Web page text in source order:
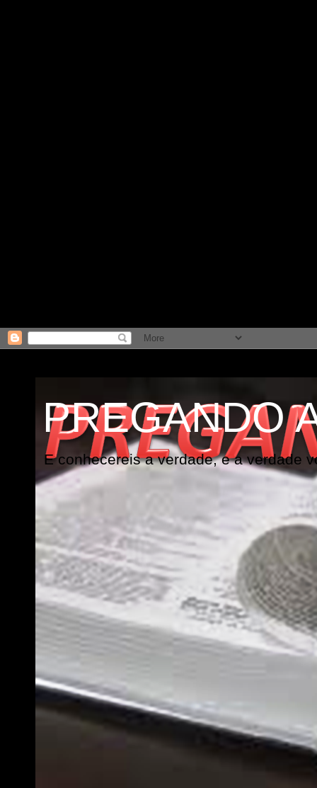
PREGANDO
E conhecereis a verdade, e a verdade